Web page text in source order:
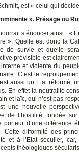
est « celui qui
». Présage ou
s’énoncer ainsi : «
». Quelle est donc la
de survie et quelle
prévisible est
et violente du
C’est le
aussi un Etat réformé,
En effet la neutralité
et laïc, qui n’est pas
une nouvelle
de l’hostilité, fondée
d’une différence
difformité des
et à l’Etat séculier,
théologiques